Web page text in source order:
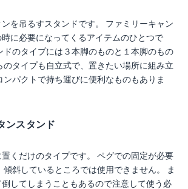
を吊るすスタンドです。 ファミリーキャン
に必要になってくるアイテムのひとつで
ドのタイプには３本脚のものと１本脚のもの
のタイプも自立式で、置きたい場所に組み立
ンパクトで持ち運びに便利なものもありま
ンスタンド
くだけのタイプです。 ペグでの固定が必要
傾斜しているところでは使用できません。 ま
してしまうこともあるので注意して使う必